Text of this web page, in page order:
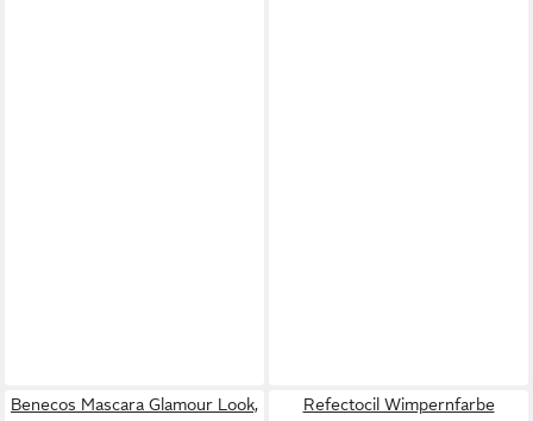
Benecos Mascara Glamour Look,
Refectocil Wimpernfarbe